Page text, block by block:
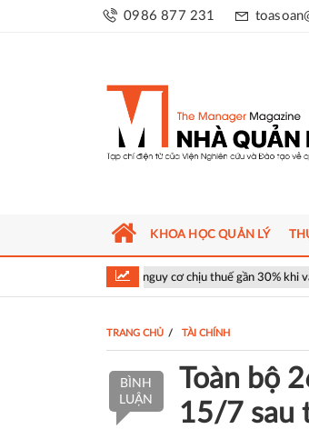
0986 877 231
đối mặt nguy cơ chịu thuế gần 30% khi vào Mỹ
KHOA HỌC QUẢN LÝ
TRANG CHỦ TÀI CHÍNH
BÌNH
LUẬN
Toàn bộ
15/7 sau